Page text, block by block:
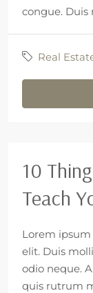
congue. Duis
Real
10
Teach
Lorem
elit. Duis
odio neque.
quis rutrum